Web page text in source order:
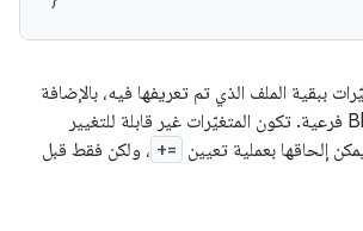
ببقية الملف الذي تم تعريفها فيه، بالإضافة
إلى أي ملفات Blueprint فرعية. تكون المتغيّرات غير قابلة للتغيير
إلحاقها بعملية تعيين += ، ولكن فقط قبل